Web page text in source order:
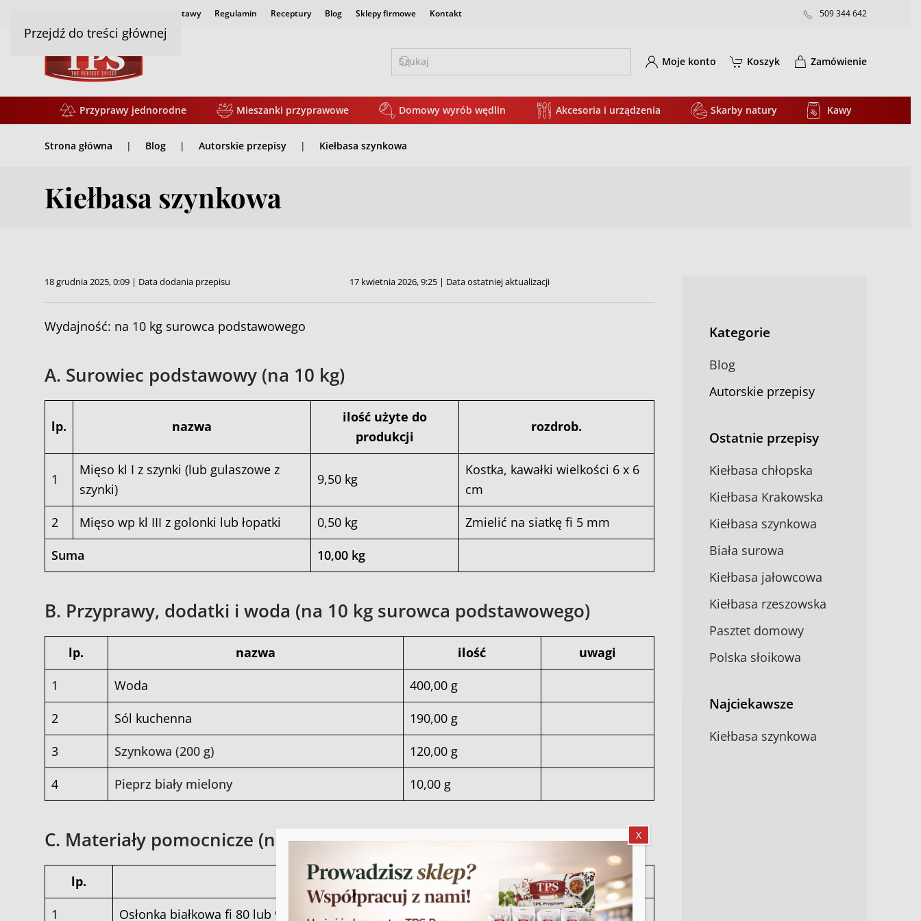
Przejdź do treści głównej
Czas i koszty dostawy Regulamin Receptury Blog Sklepy firmowe Kontakt 509 344 642
Moje konto Koszyk Zamówienie
Przyprawy jednorodne Mieszanki przyprawowe Domowy wyrób wędlin Akcesoria i urządzenia Skarby natury Kawy
Strona główna Blog Autorskie przepisy Kiełbasa szynkowa
Kiełbasa szynkowa
18 grudnia 2025, 0:09 | Data dodania przepisu 17 kwietnia 2026, 9:25 | Data ostatniej aktualizacji
Wydajność: na 10 kg surowca podstawowego
A. Surowiec podstawowy (na 10 kg)
lp. nazwa
ilość użyte do
produkcji
rozdrob.
1
Mięso kl I z szynki (lub gulaszowe z
szynki)
9,50 kg
Kostka, kawałki wielkości 6 x 6
cm
2
Mięso wp kl III z golonki lub łopatki 0,50 kg
Zmielić na siatkę fi 5 mm
Suma
10,00 kg
B. Przyprawy, dodatki i woda (na 10 kg surowca podstawowego)
lp. nazwa ilość
uwagi
1
Woda
400,00 g
2
Sól kuchenna
190,00 g
3
Szynkowa (200 g)
120,00 g
4
Pieprz biały mielony 10,00 g
C. Materiały pomocnicze (na 10 kg surowca podstawowego)
lp. nazwa
ilość
1
Osłonka białkowa fi 80 lub 90 6 m
Kategorie
Blog
Autorskie przepisy
Ostatnie przepisy
Kiełbasa chłopska
Kiełbasa Krakowska
Kiełbasa szynkowa
Biała surowa
Kiełbasa jałowcowa
Kiełbasa rzeszowska
Pasztet domowy
Polska słoikowa
Najciekawsze
Kiełbasa szynkowa
X